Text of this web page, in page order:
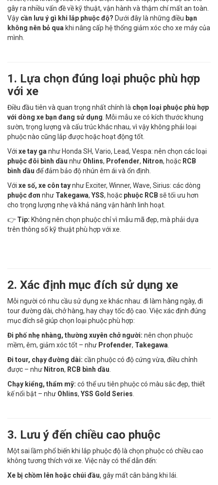
gây ra nhiều vấn đề về kỹ thuật, vận hành và thậm chí mất an toàn.
Vậy cần lưu ý gì khi lắp phuộc độ? Dưới đây là những điều bạn
không nên bỏ qua khi nâng cấp hệ thống giảm xóc cho xe máy của
mình.
1. Lựa chọn đúng loại phuộc phù hợp
với xe
Điều đầu tiên và quan trọng nhất chính là chọn loại phuộc phù hợp
với dòng xe bạn đang sử dụng . Mỗi mẫu xe có kích thước khung
sườn, trọng lượng và cấu trúc khác nhau, vì vậy không phải loại
phuộc nào cũng lắp được hoặc hoạt động tốt.
Với xe tay ga như Honda SH, Vario, Lead, Vespa: nên chọn các loại
phuộc đôi bình dầu như Ohlins, Profender, Nitron, hoặc RCB
bình dầu để đảm bảo độ nhún êm ái và ổn định.
Với xe số, xe côn taynhư Exciter, Winner, Wave, Sirius: các dòng
phuộc đơn như Takegawa, YSS, hoặc phuộc RCB sẽ tối ưu hơn
cho trọng lượng nhẹ và khả năng vận hành linh hoạt.
👉 Tip: Không nên chọn phuộc chỉ vì mẫu mã đẹp, mà phải dựa
trên thông số kỹ thuật phù hợp với xe.
2. Xác định mục đích sử dụng xe
Mỗi người có nhu cầu sử dụng xe khác nhau: đi làm hàng ngày, đi
tour đường dài, chở hàng, hay chạy tốc độ cao. Việc xác định đúng
mục đích sẽ giúp chọn loại phuộc phù hợp:
Đi phố nhẹ nhàng, thường xuyên chở người: nên chọn phuộc
mềm, êm, giảm xóc tốt – như Profender, Takegawa
Đi tour, chạy đường dài: cần phuộc có độ cứng vừa, điều chỉnh
được – như Nitron, RCB bình dầu
Chạy kiểng, thẩm mỹ: có thể ưu tiên phuộc có màu sắc đẹp, thiết
kế nổi bật – như Ohlins, YSS Gold Series
3. Lưu ý đến chiều cao phuộc
Một sai lầm phổ biến khi lắp phuộc độ là chọn phuộc có chiều cao
không tương thích với xe. Việc này có thể dẫn đến:
Xe bị chồm lên hoặc chúi đầu, gây mất cân bằng khi lái.